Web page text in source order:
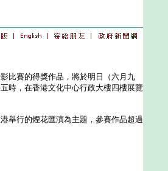
賽的得獎作品，將於明日（六月九
時，在香港文化中心行政大樓四樓展覽
行的煙花匯演為主題，參賽作品超過